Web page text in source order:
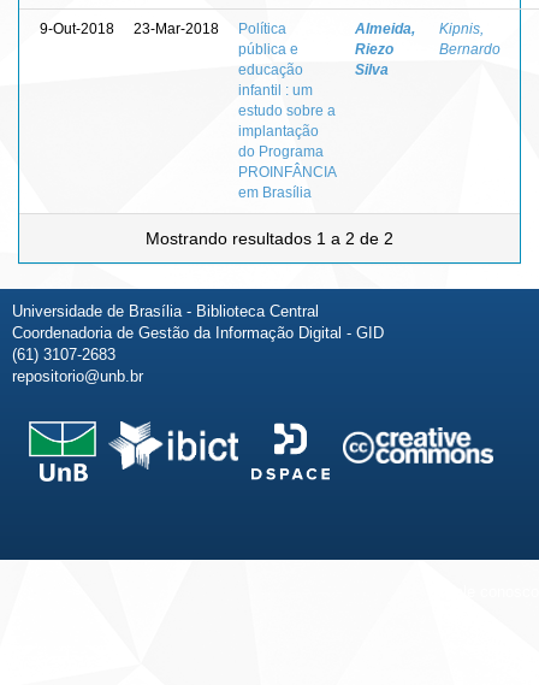
9-Out-2018 23-Mar-2018
Política
pública e
educação
infantil : um
estudo sobre a
implantação
do Programa
PROINFÂNCIA
em Brasília
Almeida,
Riezo
Silva
Kipnis,
Bernardo
Mostrando resultados 1 a 2 de 2
Universidade de Brasília - Biblioteca Central
Coordenadoria de Gestão da Informação Digital - GID
(61) 3107-2683
repositorio@unb.br